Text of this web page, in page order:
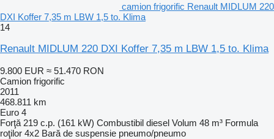
camion frigorific Renault MIDLUM 220
DXI Koffer 7,35 m LBW 1,5 to. Klima
14
Renault MIDLUM 220 DXI Koffer 7,35 m LBW 1,5 to. Klima
9.800 EUR ≈ 51.470 RON
Camion frigorific
2011
468.811 km
Euro 4
Forţă 219 c.p. (161 kW) Combustibil diesel Volum 48 m³ Formula
roţilor 4x2 Bară de suspensie pneumo/pneumo